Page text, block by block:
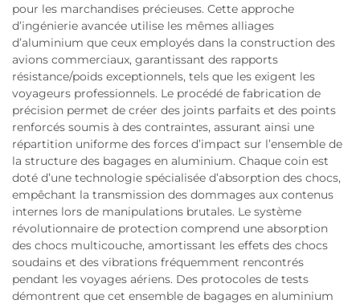
pour les marchandises précieuses. Cette approche
d’ingénierie avancée utilise les mêmes alliages
d’aluminium que ceux employés dans la construction des
avions commerciaux, garantissant des rapports
résistance/poids exceptionnels, tels que les exigent les
voyageurs professionnels. Le procédé de fabrication de
précision permet de créer des joints parfaits et des points
renforcés soumis à des contraintes, assurant ainsi une
répartition uniforme des forces d’impact sur l’ensemble de
la structure des bagages en aluminium. Chaque coin est
doté d’une technologie spécialisée d’absorption des chocs,
empêchant la transmission des dommages aux contenus
internes lors de manipulations brutales. Le système
révolutionnaire de protection comprend une absorption
des chocs multicouche, amortissant les effets des chocs
soudains et des vibrations fréquemment rencontrés
pendant les voyages aériens. Des protocoles de tests
démontrent que cet ensemble de bagages en aluminium